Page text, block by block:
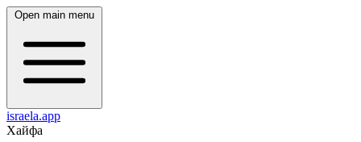
Open main menu
israela.app
Хайфа